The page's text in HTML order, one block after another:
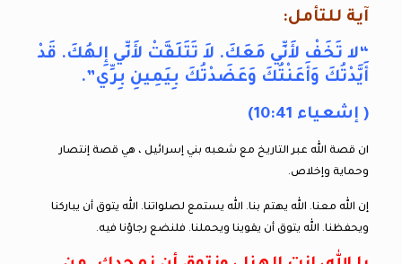
آية للتأمل:
“لا تَخَفْ لأَنِّي مَعَكَ. لاَ تَتَلَفَّتْ لأَنِّي إِلهُكَ. قَدْ
أَيَّدْتُكَ وَأَعَنْتُكَ وَعَضَدْتُكَ بِيَمِينِ بِرِّي”.
( إشعياء 10:41)
ان قصة الله عبر التاريخ مع شعبه بني إسرائيل ، هي قصة إنتصار
وحماية وإخلاص.
إن الله معنا. الله يهتم بنا. الله يستمع لصلواتنا. الله يتوق أن يباركنا
ويحفظنا. الله يتوق أن يقوينا ويحملنا. فلنضع رجاؤنا فيه.